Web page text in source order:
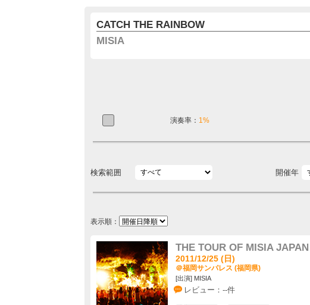
CATCH THE RAINBOW
MISIA
演奏率： 1%
検索範囲 開催年
表示順：
THE TOUR OF MISIA
2011/12/25 (日)
＠福岡サンパレス (福岡県)
[出演] MISIA
レビュー：--件